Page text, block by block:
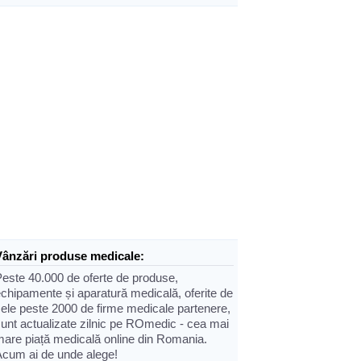
produse medicale:
40.000 de oferte de produse,
și aparatură medicală, oferite de
peste 2000 de firme medicale partenere,
actualizate zilnic pe ROmedic - cea mai
piață medicală online din Romania.
ai de unde alege!